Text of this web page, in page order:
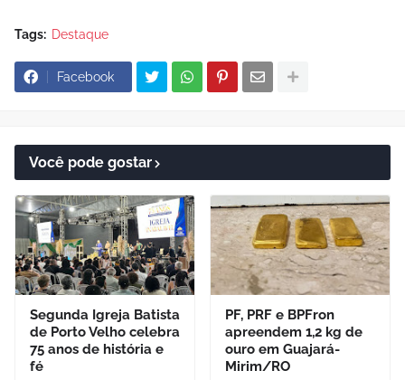
Tags: Destaque
Facebook
Você pode gostar
Segunda Igreja Batista
de Porto Velho celebra
75 anos de história e
fé
PF, PRF e BPFron
apreendem 1,2 kg de
ouro em Guajará-
Mirim/RO